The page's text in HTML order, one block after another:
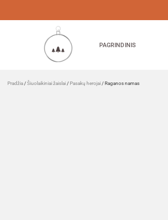
PAGRINDINIS
Pradžia /Šiuolaikiniai žaislai / Pasakų herojai / Raganos namas